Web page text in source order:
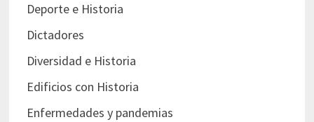
Deporte e Historia
Dictadores
Diversidad e Historia
Edificios con Historia
Enfermedades y pandemias